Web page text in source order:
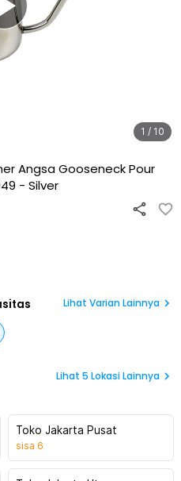
1 / 10
Angsa Gooseneck Pour
- Silver
Lihat Varian Lainnya
Lihat 5 Lokasi Lainnya
Toko Jakarta Pusat
sisa 6